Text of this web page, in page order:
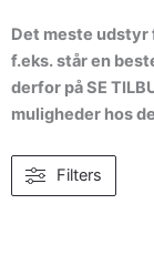
Det meste udstyr
f.eks. står en
derfor på SE
muligheder hos
Filters